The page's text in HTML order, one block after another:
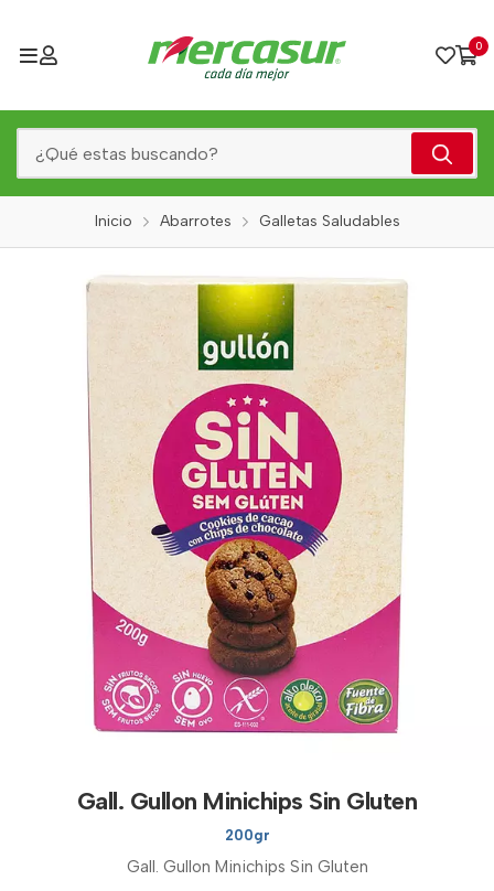
0
Inicio Abarrotes Galletas Saludables
Gall. Gullon Minichips Sin Gluten
200gr
Gall. Gullon Minichips Sin Gluten